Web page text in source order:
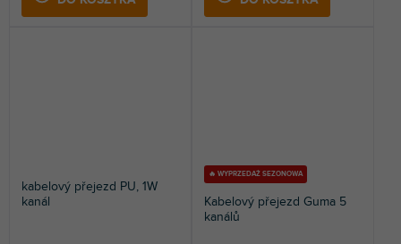
kabelový přejezd PU, 1W
kanál
🔥 WYPRZEDAŻ SEZONOWA
Kabelový přejezd Guma 5
kanálů